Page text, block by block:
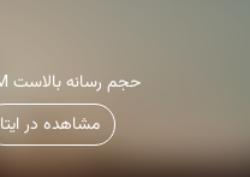
11.5M حجم رسانه بالاست
مشاهده در ایتا